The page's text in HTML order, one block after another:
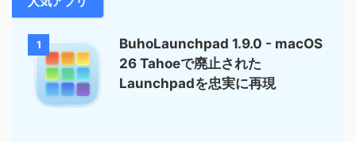
1
BuhoLaunchpad 1.9.0 - macOS
26 Tahoeで廃止された
Launchpadを忠実に再現